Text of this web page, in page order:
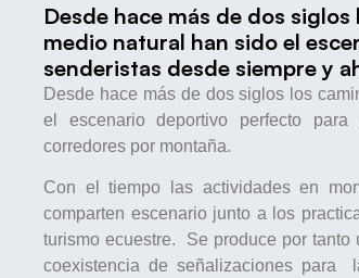
Desde hace más de dos
medio natural han sido el
senderistas desde siempre y
Desde hace más de dos siglos los
el escenario deportivo perfecto
corredores por montaña.
Con el tiempo las actividades en
comparten escenario junto a los
turismo ecuestre. Se produce por
coexistencia de señalizaciones para